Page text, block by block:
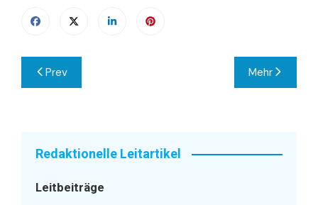
Beitragsnavigation
Prev Mehr
Redaktionelle Leitartikel
Leitbeiträge